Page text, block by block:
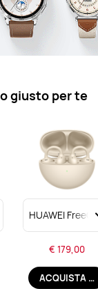
giusto per te
€ 179,00
ACQUISTA ORA